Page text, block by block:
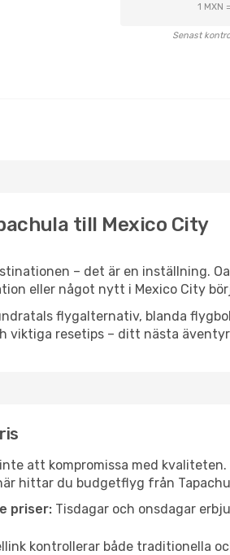
1 MXN
Senast
till Mexico City
– det är en inställning.
eller något nytt i Mexico City
flygalternativ, blanda
viktiga resetips – ditt nästa
att kompromissa med
hittar du budgetflyg från
priser: Tisdagar och onsdagar
kontrollerar både traditionella